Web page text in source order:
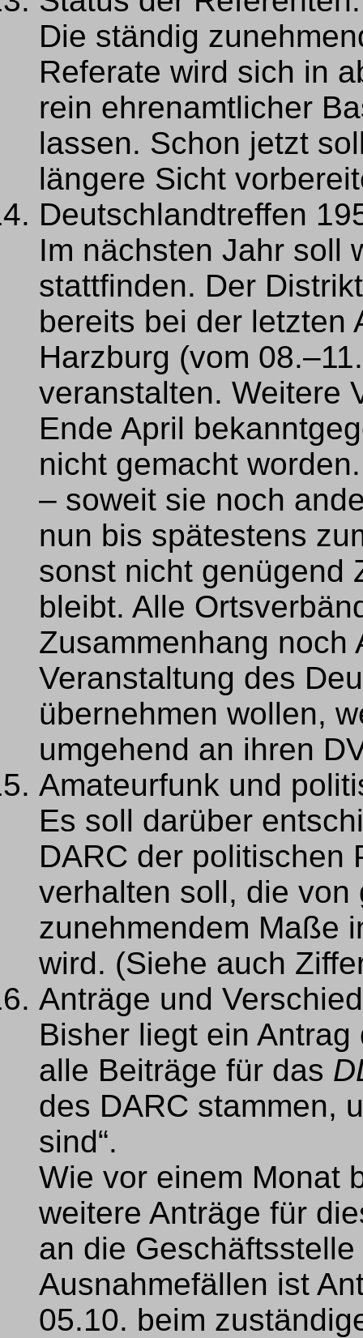
Die ständig
Referate wird sich in
rein ehrenamtlicher
lassen. Schon jetzt
längere Sicht
Deutschlandtreffen
Im nächsten Jahr soll
stattfinden. Der
bereits bei der letzten
Harzburg (vom
veranstalten. Weitere
Ende April
nicht gemacht
– soweit sie noch
nun bis spätestens
sonst nicht genügend
bleibt. Alle
Zusammenhang noch
Veranstaltung des
übernehmen wollen,
umgehend an ihren
Amateurfunk und
Es soll darüber
DARC der politischen
verhalten soll, die von
zunehmendem Maße
wird. (Siehe auch
Anträge und
Bisher liegt ein
alle Beiträge für das
des DARC stammen,
sind“.
Wie vor einem Monat
weitere Anträge für
an die
Ausnahmefällen ist
05.10. beim